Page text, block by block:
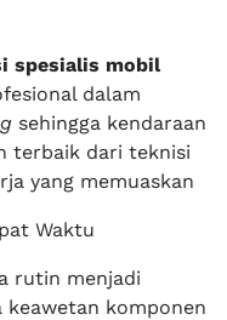
spesialis mobil
dalam
sehingga kendaraan
terbaik dari teknisi
yang memuaskan
Waktu
rutin menjadi
keawetan komponen